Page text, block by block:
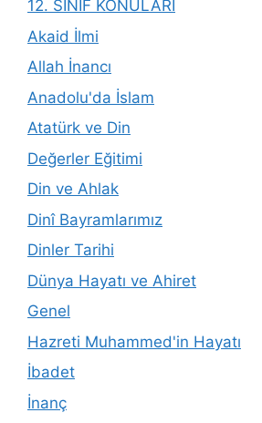
12. SINIF KONULARI
Akaid İlmi
Allah İnancı
Anadolu'da İslam
Atatürk ve Din
Değerler Eğitimi
Din ve Ahlak
Dinî Bayramlarımız
Dinler Tarihi
Dünya Hayatı ve Ahiret
Genel
Hazreti Muhammed'in Hayatı
İbadet
İnanç